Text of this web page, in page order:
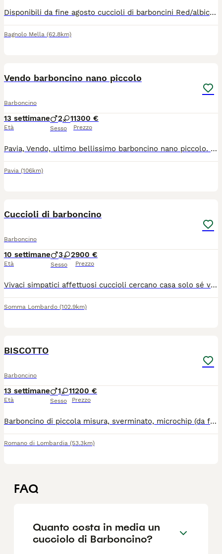
Disponibili da fine agosto cuccioli di barboncini Red/albicocca taglia NANA I cuccioli saranno consegnati vaccinati,microcippati, sverminati e con libretto sanitario Effettueranno controlli veterinari . VISIBILI I GENITORI I cuccioli disponibili sono MASCHI. Per info contattatemi,rispondo appena possibile NO PERDITEMPO NO PERDITEMPO NO REGALO
Bagnolo Mella (62.8km)
Vendo barboncino nano piccolo
Barboncino
13 settimane
Età
2 1
Sesso
1300 €
Prezzo
Pavia, Vendo, ultimo bellissimo barboncino nano piccolo. Non ha il pedegree. Ha effettuato controlli e vaccini. Disponibile a fine mese di luglio.
Pavia (106km)
Cuccioli di barboncino
Barboncino
10 settimane
Età
3 2
Sesso
900 €
Prezzo
Vivaci simpatici affettuosi cuccioli cercano casa solo sé veramente interessati e amanti della razza
Somma Lombardo (102.9km)
BISCOTTO
Barboncino
13 settimane
Età
1 1
Sesso
1200 €
Prezzo
Barboncino di piccola misura, sverminato, microchip (da fare passaggio di proprietà compreso nel prezzo), 3 vaccinazioni obbligatorie e svezzato mangia già le crocchette, abituato alla traversina
Romano di Lombardia (53.3km)
FAQ
Quanto costa in media un
cucciolo di Barboncino?